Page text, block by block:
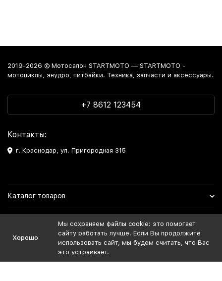
2019-2026 © Мотосалон STARTMOTO — STARTMOTO -
мотоциклы, энудро, питбайки. Техника, запчасти и аксессуары.
+7 8612 123454
Контакты:
г. Краснодар, ул. Пригородная 315
Каталог товаров
Мы в Соцсетях
Хорошо
Мы сохраняем файлы cookie: это помогает
сайту работать лучше. Если Вы продолжите
использовать сайт, мы будем считать, что Вас
это устраивает.